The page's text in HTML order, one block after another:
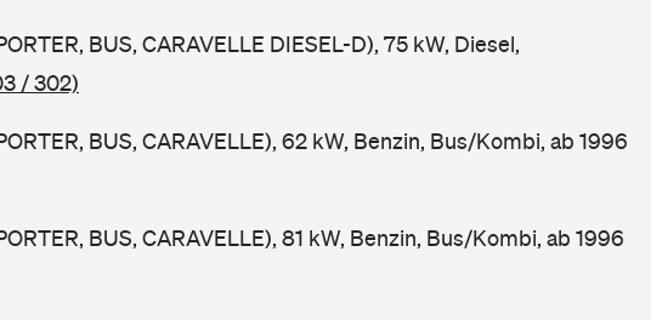
BUS, CARAVELLE DIESEL-D), 75 kW, Diesel,
/ 302)
BUS, CARAVELLE), 62 kW, Benzin, Bus/Kombi, ab 1996
BUS, CARAVELLE), 81 kW, Benzin, Bus/Kombi, ab 1996